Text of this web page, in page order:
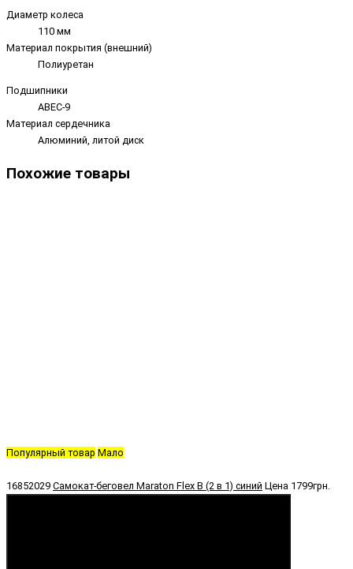
Диаметр колеса
110 мм
Материал покрытия (внешний)
Полиуретан
Подшипники
ABEC-9
Материал сердечника
Алюминий, литой диск
Похожие товары
Популярный товар Мало
16852029 Самокат-беговел Maraton Flex B (2 в 1) синий Цена 1799грн.